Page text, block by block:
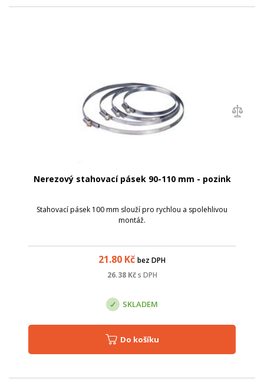
Nerezový stahovací pásek 90-110 mm - pozink
Stahovací pásek 100 mm slouží pro rychlou a spolehlivou
montáž.
21.80 Kč bez DPH
26.38Kč s DPH
SKLADEM
Do košíku